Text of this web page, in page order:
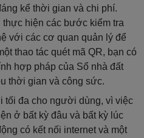
kể thời gian và chi phí.
hiện các bước kiểm tra
với các cơ quan quản lý để
thao tác quét mã QR, bạn có
hợp pháp của Sổ nhà đất
thời gian và công sức.
tối đa cho người dùng, vì việc
ở bất kỳ đâu và bất kỳ lúc
có kết nối internet và một